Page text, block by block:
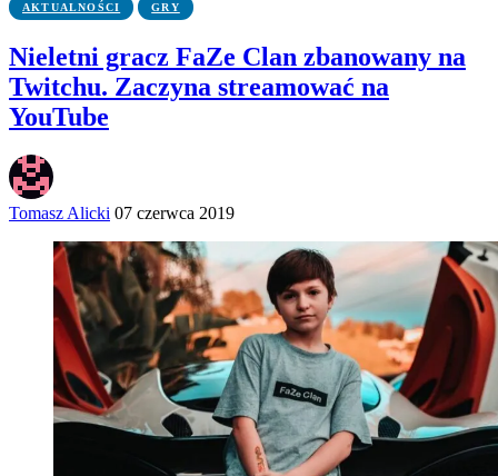
AKTUALNOŚCI GRY
Nieletni gracz FaZe Clan zbanowany na
Twitchu. Zaczyna streamować na
YouTube
Tomasz Alicki 07 czerwca 2019